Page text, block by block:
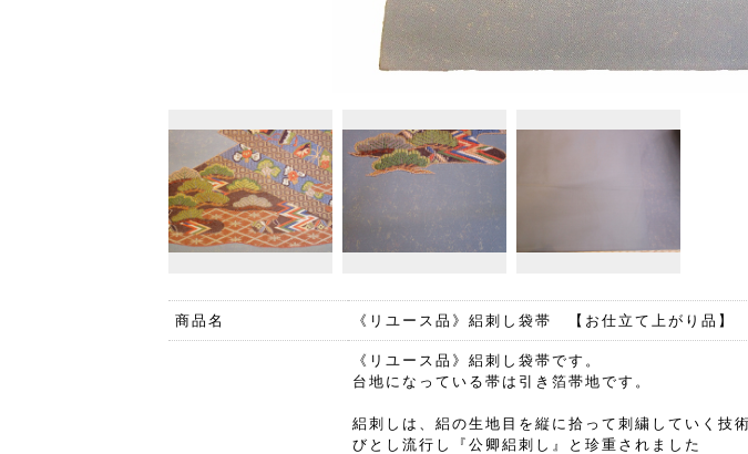
商品名 《リユース品》絽刺し袋帯 【お仕立て上がり品】
《リユース品》絽刺し袋帯です。
台地になっている帯は引き箔帯地です。
絽刺しは、絽の生地目を縦に拾って刺繍していく技
びとし流行し『公卿絽刺し』と珍重されました